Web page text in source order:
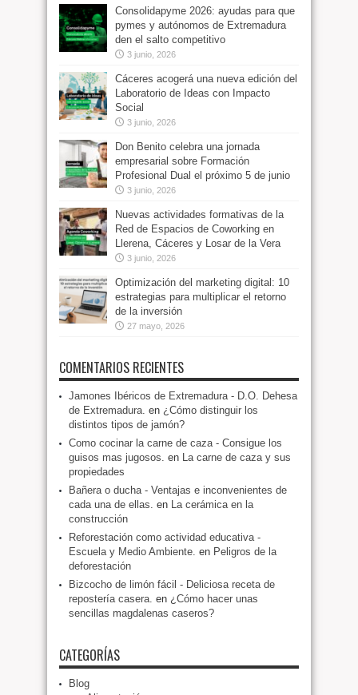
Consolidapyme 2026: ayudas para que
pymes y autónomos de Extremadura
den el salto competitivo
3 junio, 2026
Cáceres acogerá una nueva edición del
Laboratorio de Ideas con Impacto
Social
3 junio, 2026
Don Benito celebra una jornada
empresarial sobre Formación
Profesional Dual el próximo 5 de junio
3 junio, 2026
Nuevas actividades formativas de la
Red de Espacios de Coworking en
Llerena, Cáceres y Losar de la Vera
3 junio, 2026
Optimización del marketing digital: 10
estrategias para multiplicar el retorno
de la inversión
27 mayo, 2026
COMENTARIOS RECIENTES
Jamones Ibéricos de Extremadura - D.O. Dehesa
de Extremadura. en ¿Cómo distinguir los
distintos tipos de jamón?
Como cocinar la carne de caza - Consigue los
guisos mas jugosos. en La carne de caza y sus
propiedades
Bañera o ducha - Ventajas e inconvenientes de
cada una de ellas. en La cerámica en la
construcción
Reforestación como actividad educativa -
Escuela y Medio Ambiente. en Peligros de la
deforestación
Bizcocho de limón fácil - Deliciosa receta de
repostería casera. en ¿Cómo hacer unas
sencillas magdalenas caseros?
CATEGORÍAS
Blog